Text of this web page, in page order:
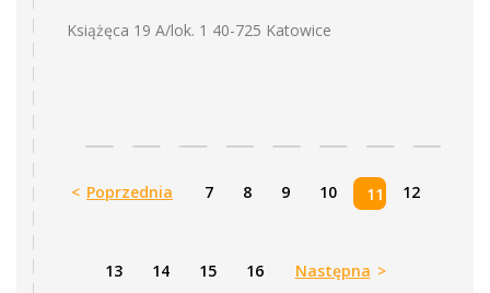
Książęca 19 A/lok. 1 40-725 Katowice
< Poprzednia 7 8 9 10 11 12
13 14 15 16 Następna >